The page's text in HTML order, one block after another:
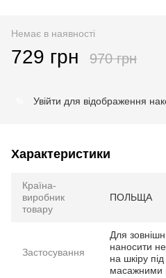
Немає в наявності
729 грн 970 грн
Увійти для відображення
Характеристики
Країна-
виробник
товару
ПОЛЬЩА
Застосування
Для
наносити
на шкіру
масажними